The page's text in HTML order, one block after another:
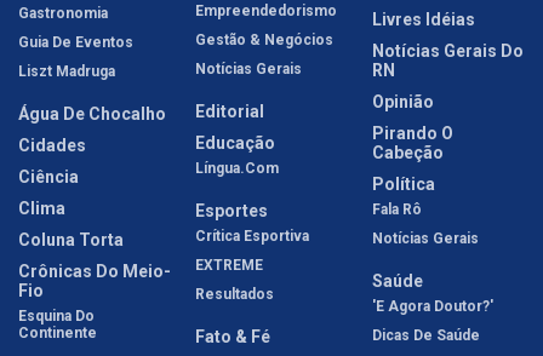
Gastronomia
Guia De Eventos
Liszt Madruga
Água De Chocalho
Cidades
Ciência
Clima
Coluna Torta
Crônicas Do Meio-
Fio
Esquina Do
Continente
Empreendedorismo
Gestão & Negócios
Notícias Gerais
Editorial
Educação
Língua.com
Esportes
Crítica Esportiva
EXTREME
Resultados
Fato & Fé
Livres Idéias
Notícias Gerais Do
RN
Opinião
Pirando O
Cabeção
Política
Fala Rô
Notícias Gerais
Saúde
'E Agora Doutor?'
Dicas De Saúde